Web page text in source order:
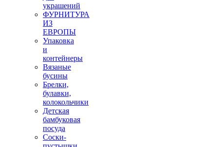
украшений
ФУРНИТУРА
ИЗ
ЕВРОПЫ
Упаковка
и
контейнеры
Вязаные
бусины
Брелки,
булавки,
колокольчики
Детская
бамбуковая
посуда
Соски-